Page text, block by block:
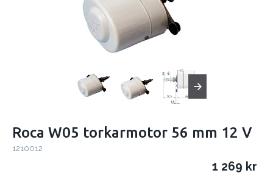
Roca W05 torkarmotor 56 mm 12 V
1210012
1 269